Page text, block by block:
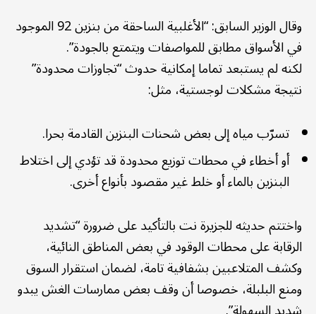
وقال الوزير السابق: “الأغلبية الساحقة من بنزين 92 الموجود
في الأسواق مطابق للمواصفات ويتمتع بالجودة”.
لكنه لم يستبعد تماما إمكانية حدوث “تجاوزات محدودة”
نتيجة مشكلات لوجستية، مثل:
تسرّب مياه إلى بعض شحنات البنزين القادمة بحرا.
أو أخطاء في محطات توزيع محدودة قد تؤدي إلى اختلاط
البنزين بالماء أو خلط غير مقصود بأنواع أخرى.
واختتم حديثه للجزيرة نت بالتأكيد على ضرورة “تشديد
الرقابة على محطات الوقود في بعض المناطق النائية،
وكشف المتلاعبين بشفافية تامة، لضمان استقرار السوق
ومنع البلبلة، خصوصا أن وقف بعض ممارسات الغش يبدو